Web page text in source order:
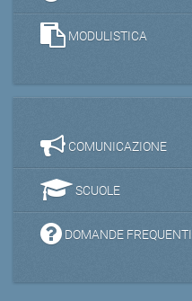
MODULISTICA
COMUNICAZIONE
SCUOLE
DOMANDE FREQUENTI